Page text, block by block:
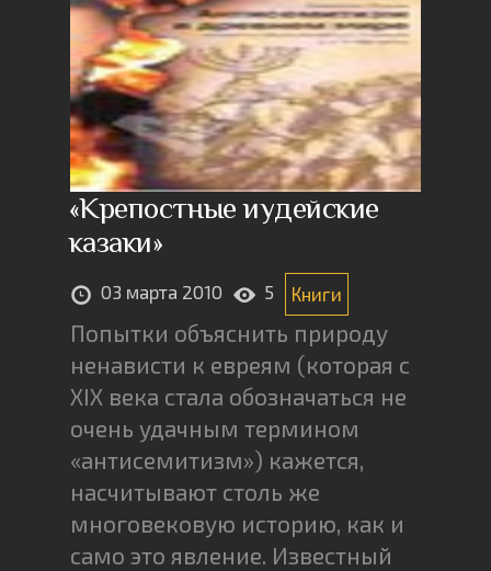
«Крепостные иудейские
казаки»
03 марта 2010 5 Книги
Попытки объяснить природу
ненависти к евреям (которая с
XIX века стала обозначаться не
очень удачным термином
«антисемитизм») кажется,
насчитывают столь же
многовековую историю, как и
само это явление. Известный